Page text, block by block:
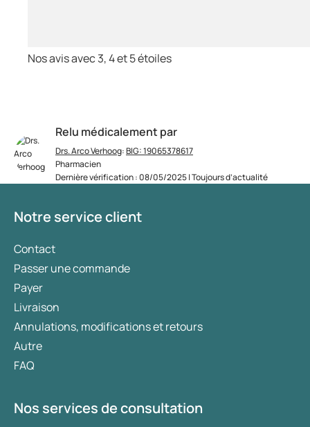
Relu médicalement par
Drs. Arco Verhoog:BIG: 19065378617
Pharmacien
Dernière vérification : 08/05/2025 | Toujours d’actualité
Nos avis avec 3, 4 et 5 étoiles
Notre service client
Contact
Passer une commande
Payer
Livraison
Annulations, modifications et retours
Autre
FAQ
Nos services de consultation